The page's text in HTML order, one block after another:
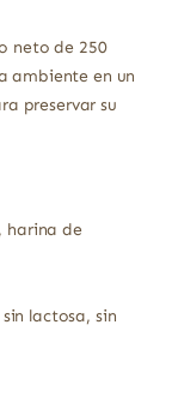
neto de 250
ambiente en un
preservar su
harina de
lactosa, sin